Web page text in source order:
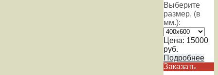
Выберите
размер, (в
мм.):
Цена: 15000
руб.
Подробнее
Заказать